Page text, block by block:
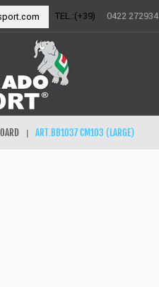
TEL.:(+39) 0422 272934
ART.BB1037 CM103 (LARGE)